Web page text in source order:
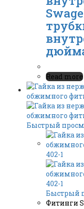
Read more
Быстрый
Быстрый
Фитинги